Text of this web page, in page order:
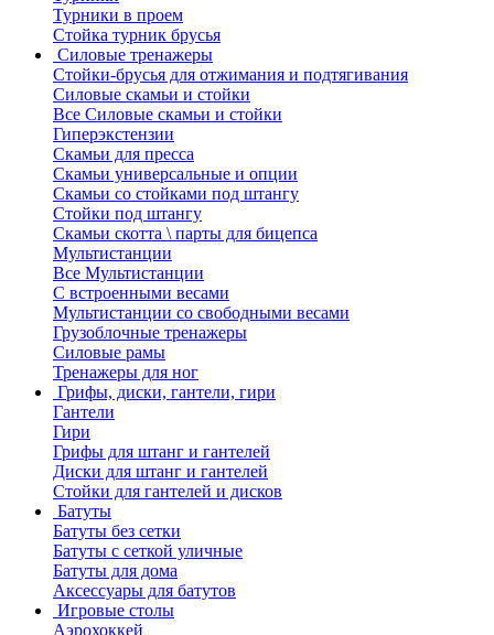
Турники в проем
Стойка турник брусья
Силовые тренажеры
Стойки-брусья для отжимания и подтягивания
Силовые скамьи и стойки
Все Силовые скамьи и стойки
Гиперэкстензии
Скамьи для пресса
Скамьи универсальные и опции
Скамьи со стойками под штангу
Стойки под штангу
Скамьи скотта \ парты для бицепса
Мультистанции
Все Мультистанции
С встроенными весами
Мультистанции со свободными весами
Грузоблочные тренажеры
Силовые рамы
Тренажеры для ног
Грифы, диски, гантели, гири
Гантели
Гири
Грифы для штанг и гантелей
Диски для штанг и гантелей
Стойки для гантелей и дисков
Батуты
Батуты без сетки
Батуты с сеткой уличные
Батуты для дома
Аксессуары для батутов
Игровые столы
Аэрохоккей